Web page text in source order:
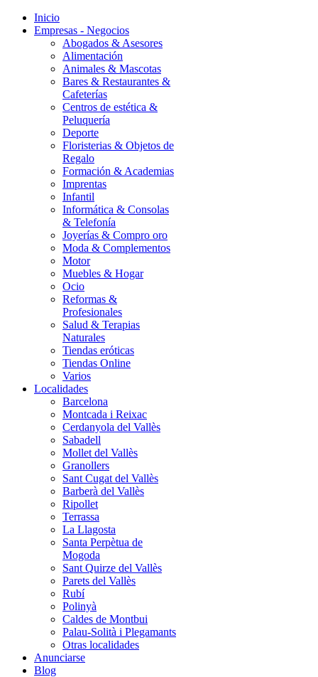
Inicio
Empresas - Negocios
Abogados & Asesores
Alimentación
Animales & Mascotas
Bares & Restaurantes &
Cafeterías
Centros de estética &
Peluquería
Deporte
Floristerias & Objetos de
Regalo
Formación & Academias
Imprentas
Infantil
Informática & Consolas
& Telefonía
Joyerías & Compro oro
Moda & Complementos
Motor
Muebles & Hogar
Ocio
Reformas &
Profesionales
Salud & Terapias
Naturales
Tiendas eróticas
Tiendas Online
Varios
Localidades
Barcelona
Montcada i Reixac
Cerdanyola del Vallès
Sabadell
Mollet del Vallès
Granollers
Sant Cugat del Vallès
Barberà del Vallès
Ripollet
Terrassa
La Llagosta
Santa Perpètua de
Mogoda
Sant Quirze del Vallès
Parets del Vallès
Rubí
Polinyà
Caldes de Montbui
Palau-Solità i Plegamants
Otras localidades
Anunciarse
Blog